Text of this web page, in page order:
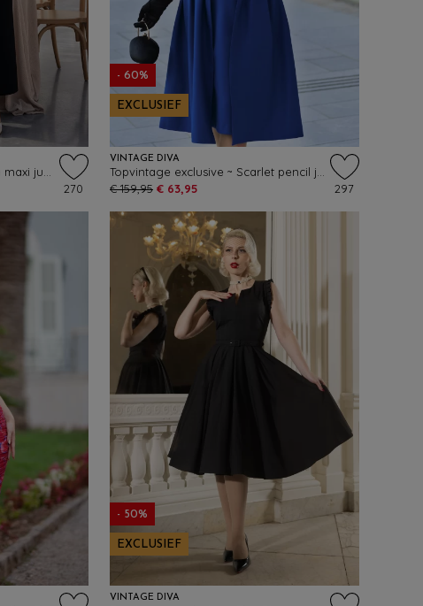
270
- 60%
EXCLUSIEF
VINTAGE DIVA
€ 159,95 € 63,95 297
- 50%
EXCLUSIEF
VINTAGE DIVA